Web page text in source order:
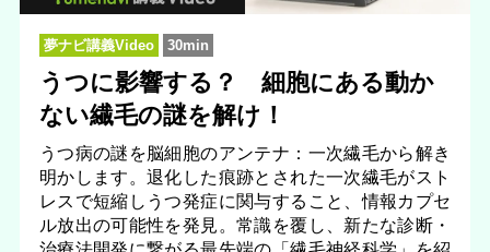
夢ナビ講義Video 30min
うつに影響する？ 細胞にある動か
ない繊毛の謎を解け！
うつ病の謎を脳細胞のアンテナ：一次繊毛から解き
明かします。退化した痕跡とされた一次繊毛がスト
レスで短縮しうつ発症に関与すること、情報カプセ
ル放出の可能性を発見。常識を覆し、新たな診断・